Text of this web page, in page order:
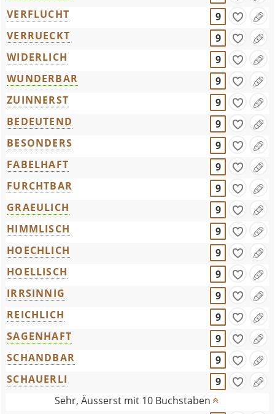
VERFLUCHT
9
VERRUECKT
9
WIDERLICH
9
WUNDERBAR
9
ZUINNERST
9
BEDEUTEND
9
BESONDERS
9
FABELHAFT
9
FURCHTBAR
9
GRAEULICH
9
HIMMLISCH
9
HOECHLICH
9
HOELLISCH
9
IRRSINNIG
9
REICHLICH
9
SAGENHAFT
9
SCHANDBAR
9
SCHAUERLI
9
Sehr, Äusserst mit 10 Buchstaben